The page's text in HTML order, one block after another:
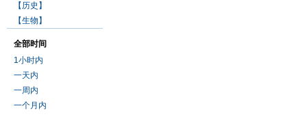
【历史】
【生物】
全部时间
1小时内
一天内
一周内
一个月内